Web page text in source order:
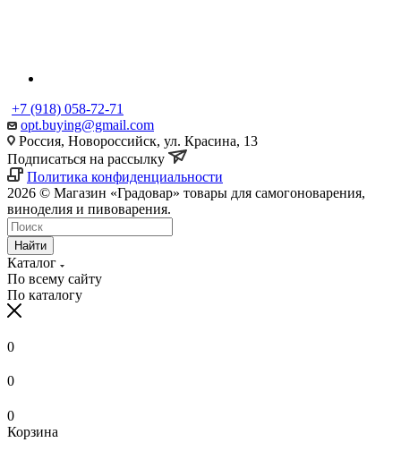
+7 (918) 058-72-71
opt.buying@gmail.com
Россия, Новороссийск, ул. Красина, 13
Подписаться на рассылку
Политика конфиденциальности
2026 © Магазин «Градовар» товары для самогоноварения,
виноделия и пивоварения.
Найти
Каталог
По всему сайту
По каталогу
0
0
0
Корзина